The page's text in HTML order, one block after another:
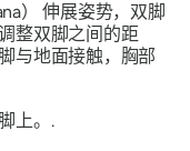
）
伸展姿势，双脚
整双脚之间的距
与地面接触，胸部
上。.